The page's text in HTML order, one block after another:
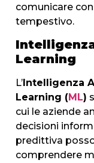
comunicare
tempestivo.
Learning
L’ Intelligenza
Learning (ML)
cui le aziende
decisioni
predittiva
comprendere